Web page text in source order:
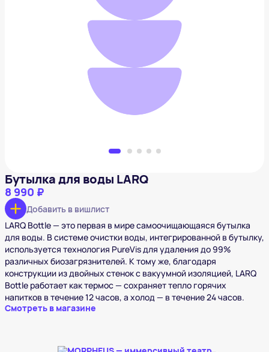
Бутылка для воды LARQ
Бутылка для воды LARQ
8 990 ₽
Добавить в вишлист
LARQ Bottle — это первая в мире самоочищающаяся бутылка
для воды. В системе очистки воды, интегрированной в бутылку,
используется технология PureVis для удаления до 99%
различных биозагрязнителей. К тому же, благодаря
конструкции из двойных стенок с вакуумной изоляцией, LARQ
Bottle работает как термос — сохраняет тепло горячих
напитков в течение 12 часов, а холод — в течение 24 часов.
Смотреть в магазине